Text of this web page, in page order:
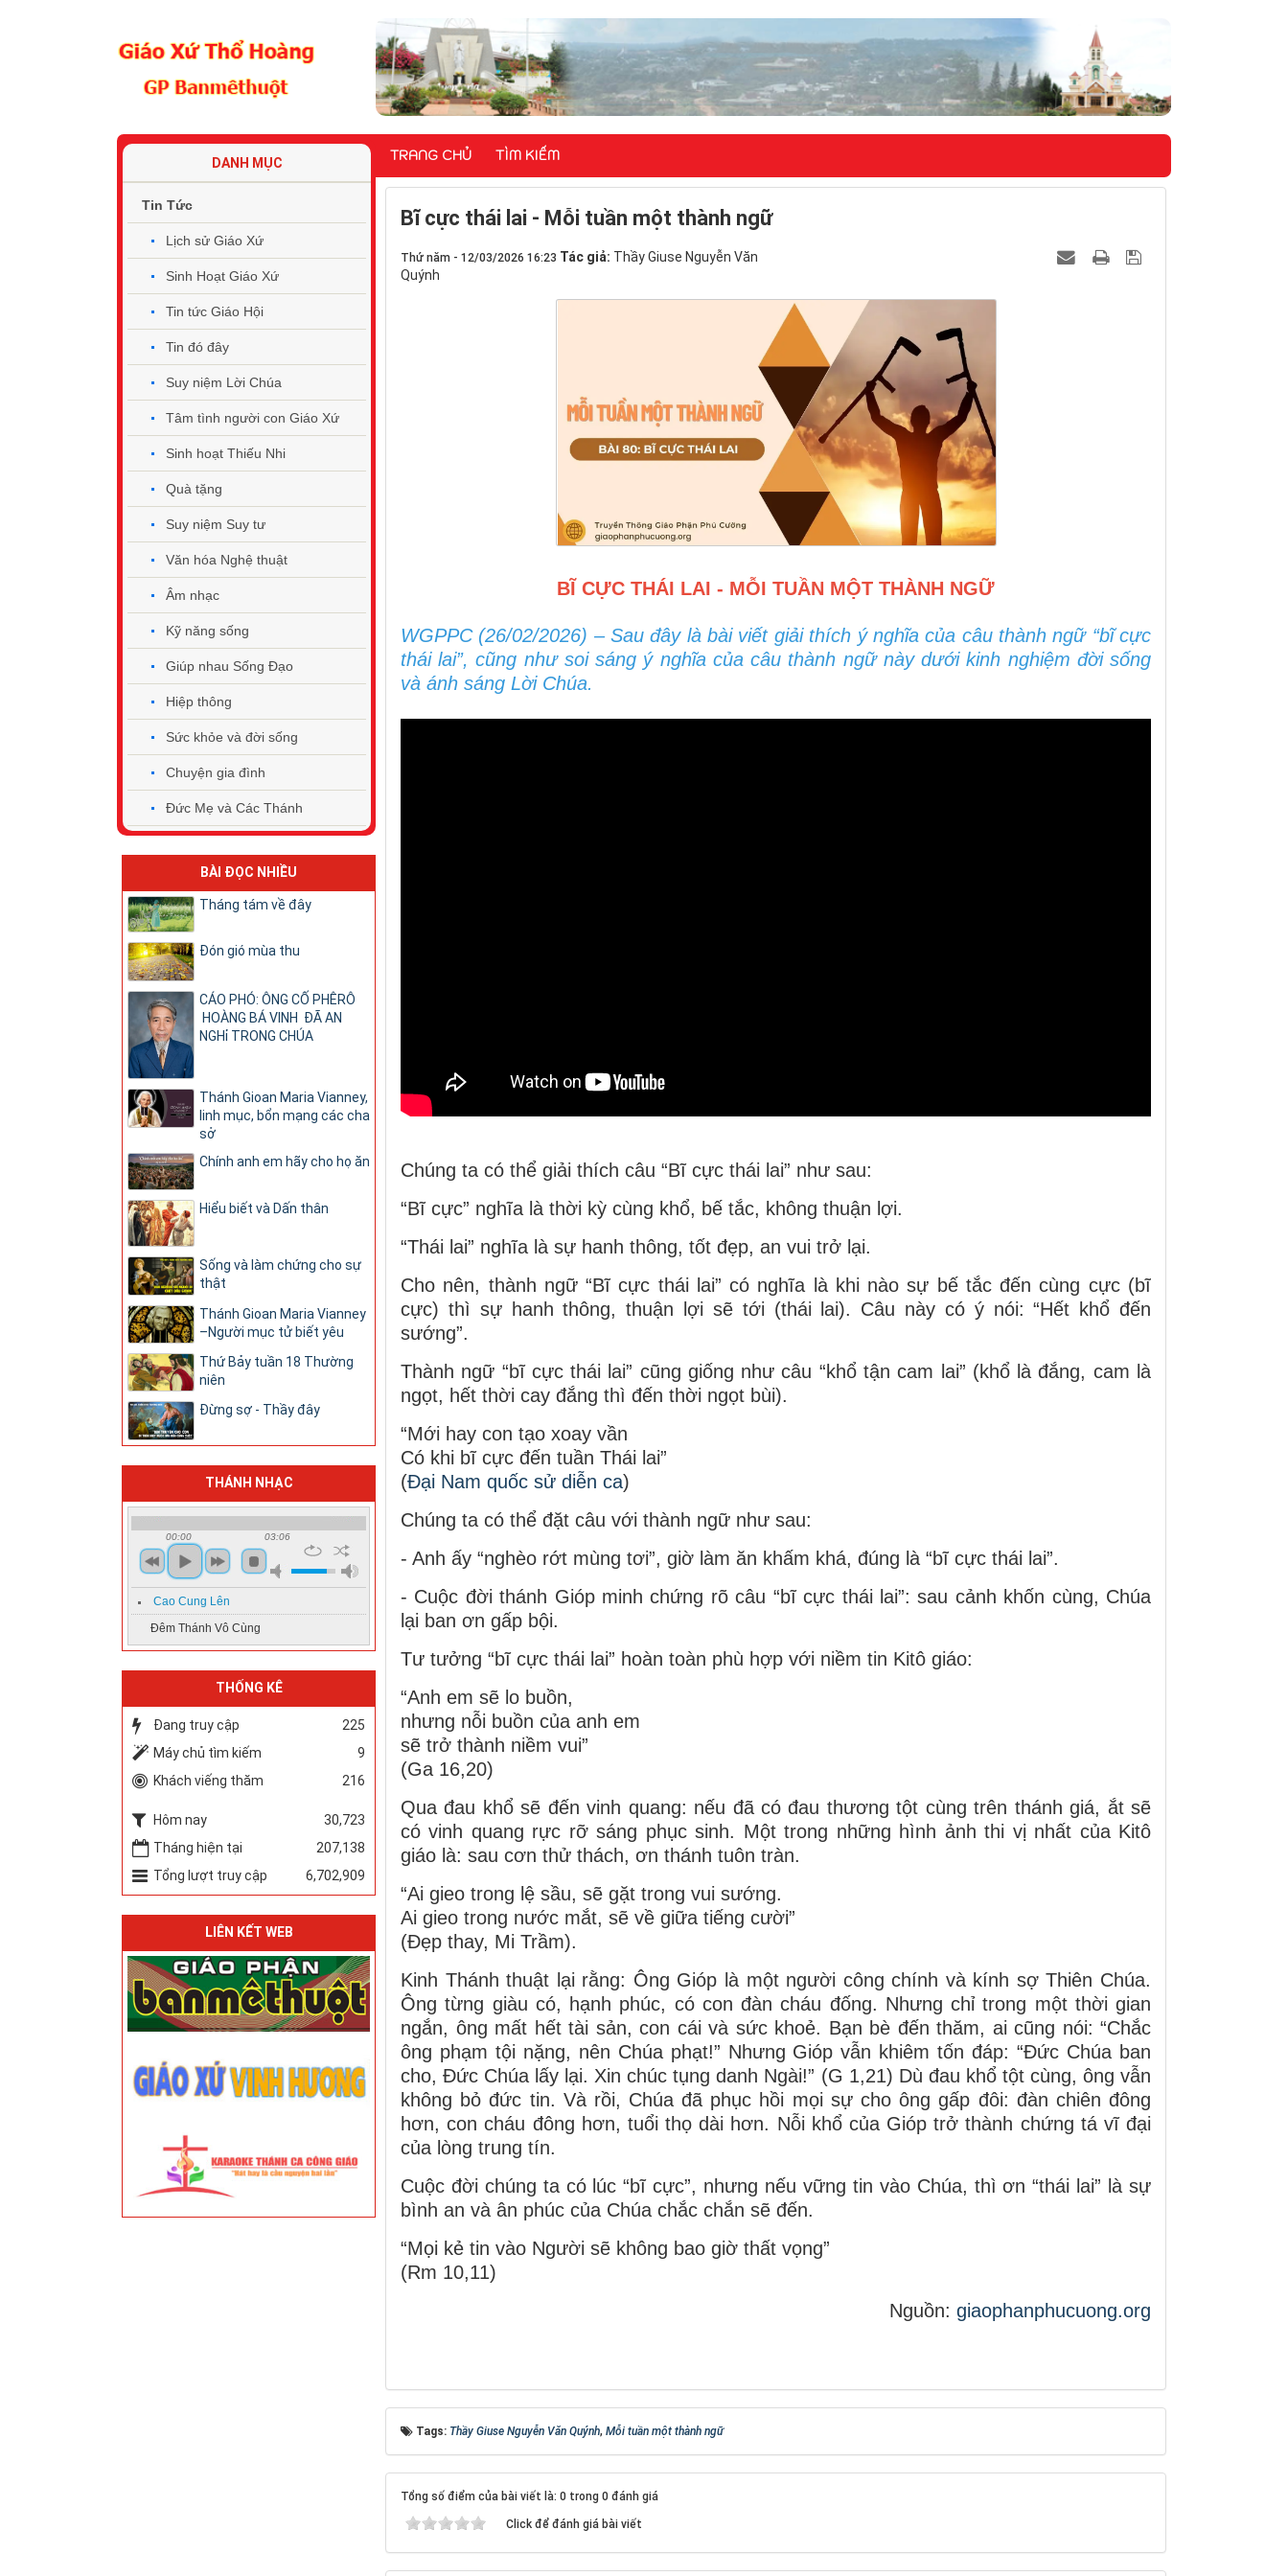
TRANG CHỦ TÌM KIẾM
Bĩ cực thái lai - Mỗi tuần một thành ngữ
Thứ năm - 12/03/2026 16:23 Tác giả: Thầy Giuse Nguyễn Văn
Quýnh
BĨ CỰC THÁI LAI - MỖI TUẦN MỘT THÀNH NGỮ
WGPPC (26/02/2026) – Sau đây là bài viết giải thích ý nghĩa của câu thành ngữ “bĩ cực
thái lai”, cũng như soi sáng ý nghĩa của câu thành ngữ này dưới kinh nghiệm đời sống
và ánh sáng Lời Chúa.
Chúng ta có thể giải thích câu “Bĩ cực thái lai” như sau:
“Bĩ cực” nghĩa là thời kỳ cùng khổ, bế tắc, không thuận lợi.
“Thái lai” nghĩa là sự hanh thông, tốt đẹp, an vui trở lại.
Cho nên, thành ngữ “Bĩ cực thái lai” có nghĩa là khi nào sự bế tắc đến cùng cực (bĩ
cực) thì sự hanh thông, thuận lợi sẽ tới (thái lai). Câu này có ý nói: “Hết khổ đến
sướng”.
Thành ngữ “bĩ cực thái lai” cũng giống như câu “khổ tận cam lai” (khổ là đắng, cam là
ngọt, hết thời cay đắng thì đến thời ngọt bùi).
“Mới hay con tạo xoay vần
Có khi bĩ cực đến tuần Thái lai”
(Đại Nam quốc sử diễn ca)
Chúng ta có thể đặt câu với thành ngữ như sau:
- Anh ấy “nghèo rớt mùng tơi”, giờ làm ăn khấm khá, đúng là “bĩ cực thái lai”.
- Cuộc đời thánh Gióp minh chứng rõ câu “bĩ cực thái lai”: sau cảnh khốn cùng, Chúa
lại ban ơn gấp bội.
Tư tưởng “bĩ cực thái lai” hoàn toàn phù hợp với niềm tin Kitô giáo:
“Anh em sẽ lo buồn,
nhưng nỗi buồn của anh em
sẽ trở thành niềm vui”
(Ga 16,20)
Qua đau khổ sẽ đến vinh quang: nếu đã có đau thương tột cùng trên thánh giá, ắt sẽ
có vinh quang rực rỡ sáng phục sinh. Một trong những hình ảnh thi vị nhất của Kitô
giáo là: sau cơn thử thách, ơn thánh tuôn tràn.
“Ai gieo trong lệ sầu, sẽ gặt trong vui sướng.
Ai gieo trong nước mắt, sẽ về giữa tiếng cười”
(Đẹp thay, Mi Trầm).
Kinh Thánh thuật lại rằng: Ông Gióp là một người công chính và kính sợ Thiên Chúa.
Ông từng giàu có, hạnh phúc, có con đàn cháu đống. Nhưng chỉ trong một thời gian
ngắn, ông mất hết tài sản, con cái và sức khoẻ. Bạn bè đến thăm, ai cũng nói: “Chắc
ông phạm tội nặng, nên Chúa phạt!” Nhưng Gióp vẫn khiêm tốn đáp: “Đức Chúa ban
cho, Đức Chúa lấy lại. Xin chúc tụng danh Ngài!” (G 1,21) Dù đau khổ tột cùng, ông vẫn
không bỏ đức tin. Và rồi, Chúa đã phục hồi mọi sự cho ông gấp đôi: đàn chiên đông
hơn, con cháu đông hơn, tuổi thọ dài hơn. Nỗi khổ của Gióp trở thành chứng tá vĩ đại
của lòng trung tín.
Cuộc đời chúng ta có lúc “bĩ cực”, nhưng nếu vững tin vào Chúa, thì ơn “thái lai” là sự
bình an và ân phúc của Chúa chắc chắn sẽ đến.
“Mọi kẻ tin vào Người sẽ không bao giờ thất vọng”
(Rm 10,11)
Nguồn: giaophanphucuong.org
Tags: Thầy Giuse Nguyễn Văn Quýnh, Mỗi tuần một thành ngữ
Tổng số điểm của bài viết là: 0 trong 0 đánh giá
Click để đánh giá bài viết
DANH MỤC
Tin Tức
Lịch sử Giáo Xứ
Sinh Hoạt Giáo Xứ
Tin tức Giáo Hội
Tin đó đây
Suy niệm Lời Chúa
Tâm tình người con Giáo Xứ
Sinh hoạt Thiếu Nhi
Quà tặng
Suy niệm Suy tư
Văn hóa Nghệ thuật
Âm nhạc
Kỹ năng sống
Giúp nhau Sống Đạo
Hiệp thông
Sức khỏe và đời sống
Chuyện gia đình
Đức Mẹ và Các Thánh
BÀI ĐỌC NHIỀU
Tháng tám về đây
Đón gió mùa thu
CÁO PHÓ: ÔNG CỐ PHÊRÔ
HOÀNG BÁ VINH ĐÃ AN
NGHỉ TRONG CHÚA
Thánh Gioan Maria Vianney,
linh mục, bổn mạng các cha
sở
Chính anh em hãy cho họ ăn
Hiểu biết và Dấn thân
Sống và làm chứng cho sự
thật
Thánh Gioan Maria Vianney
–Người mục tử biết yêu
Thứ Bảy tuần 18 Thường
niên
Đừng sợ - Thầy đây
THÁNH NHẠC
00:00 03:06
Cao Cung Lên
Đêm Thánh Vô Cùng
THỐNG KÊ
Đang truy cập
225
Máy chủ tìm kiếm
9
Khách viếng thăm
216
Hôm nay
30,723
Tháng hiện tại
207,138
Tổng lượt truy cập
6,702,909
LIÊN KẾT WEB